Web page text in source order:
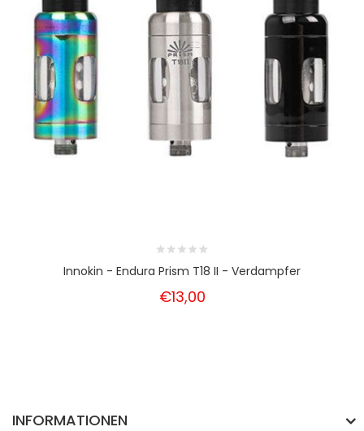
Innokin - Endura Prism T18 II - Verdampfer
€13,00
INFORMATIONEN